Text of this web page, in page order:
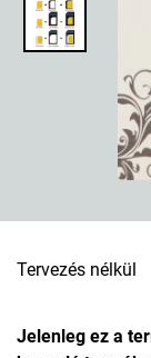
Tervezés nélkül
Jelenleg ez a